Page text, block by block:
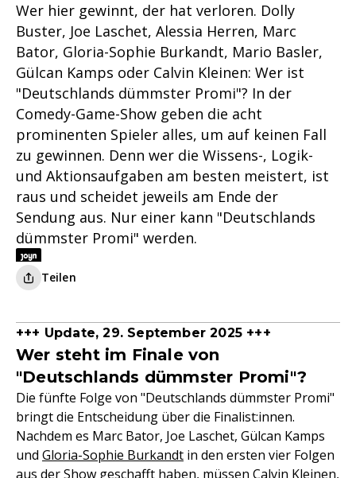
Wer hier gewinnt, der hat verloren. Dolly
Buster, Joe Laschet, Alessia Herren, Marc
Bator, Gloria-Sophie Burkandt, Mario Basler,
Gülcan Kamps oder Calvin Kleinen: Wer ist
"Deutschlands dümmster Promi"? In der
Comedy-Game-Show geben die acht
prominenten Spieler alles, um auf keinen Fall
zu gewinnen. Denn wer die Wissens-, Logik-
und Aktionsaufgaben am besten meistert, ist
raus und scheidet jeweils am Ende der
Sendung aus. Nur einer kann "Deutschlands
dümmster Promi" werden.
Teilen
+++ Update, 29. September 2025 +++
Wer steht im Finale von
"Deutschlands dümmster Promi"?
Die fünfte Folge von "Deutschlands dümmster Promi"
bringt die Entscheidung über die Finalist:innen.
Nachdem es Marc Bator, Joe Laschet, Gülcan Kamps
und Gloria-Sophie Burkandt in den ersten vier Folgen
aus der Show geschafft haben, müssen Calvin Kleinen,